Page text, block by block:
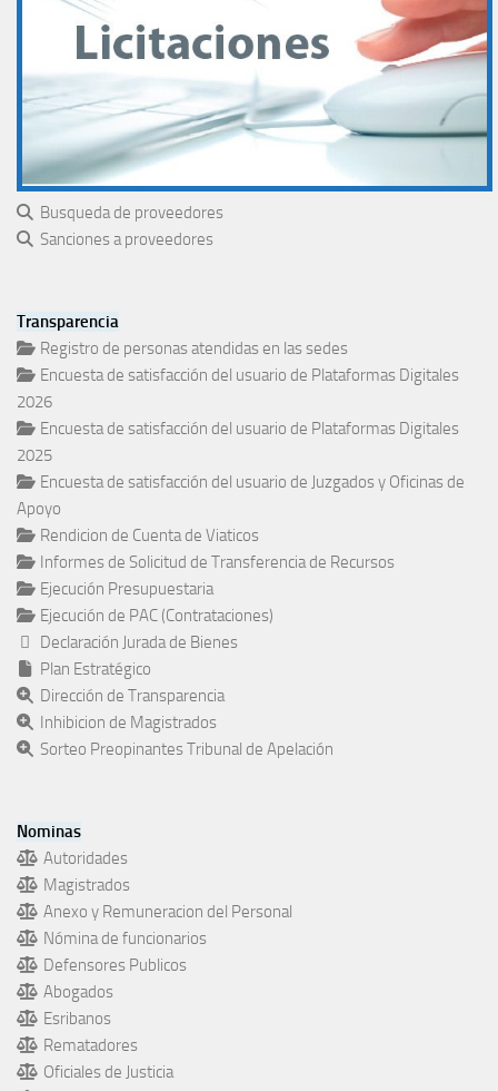
Busqueda de proveedores
Sanciones a proveedores
Transparencia
Registro de personas atendidas en las sedes
Encuesta de satisfacción del usuario de Plataformas Digitales
2026
Encuesta de satisfacción del usuario de Plataformas Digitales
2025
Encuesta de satisfacción del usuario de Juzgados y Oficinas de
Apoyo
Rendicion de Cuenta de Viaticos
Informes de Solicitud de Transferencia de Recursos
Ejecución Presupuestaria
Ejecución de PAC (Contrataciones)
Declaración Jurada de Bienes
Plan Estratégico
Dirección de Transparencia
Inhibicion de Magistrados
Sorteo Preopinantes Tribunal de Apelación
Nominas
Autoridades
Magistrados
Anexo y Remuneracion del Personal
Nómina de funcionarios
Defensores Publicos
Abogados
Esribanos
Rematadores
Oficiales de Justicia